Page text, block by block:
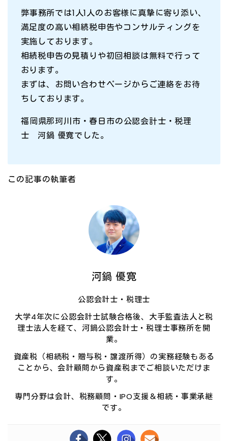
弊事務所では1人1人のお客様に真摯に寄り添い、
満足度の高い相続税申告やコンサルティングを
実施しております。
相続税申告の見積りや初回相談は無料で行って
おります。
まずは、お問い合わせページからご連絡をお待
ちしております。
福岡県那珂川市・春日市の公認会計士・税理
士 河鍋 優寛でした。
この記事の執筆者
河鍋 優寛
公認会計士・税理士
大学4年次に公認会計士試験合格後、大手監査法人と税
理士法人を経て、河鍋公認会計士・税理士事務所を開
業。
資産税（相続税・贈与税・譲渡所得）の実務経験もある
ことから、会計顧問から資産税までご相談いただけま
す。
専門分野は会計、税務顧問・IPO支援＆相続・事業承継
です。